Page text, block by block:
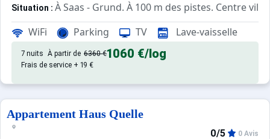
Situation : À Saas - Grund. À 100 m des pistes. Centre
Appartement de particulier : de qualité, de 54 m² avec
WiFi Parking TV Lave-vaisselle
7 nuits À partir de 6360 €1060 €/log
Frais de service + 19 €
Appartement Haus Quelle
0/5 0 Avis